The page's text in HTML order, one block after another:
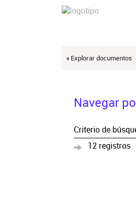
» Explorar documentos
Navegar
Criterio de
12 registros